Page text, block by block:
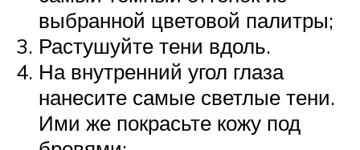
выбранной цветовой палитры;
Растушуйте тени вдоль.
На внутренний угол глаза
нанесите самые светлые тени.
Ими же покрасьте кожу под